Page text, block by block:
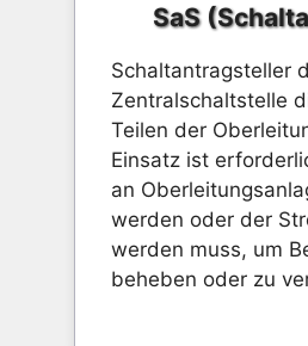
SaS
Schaltantragsteller
Zentralschaltstelle
Teilen der
Einsatz ist
an
werden oder der
werden muss, um
beheben oder zu